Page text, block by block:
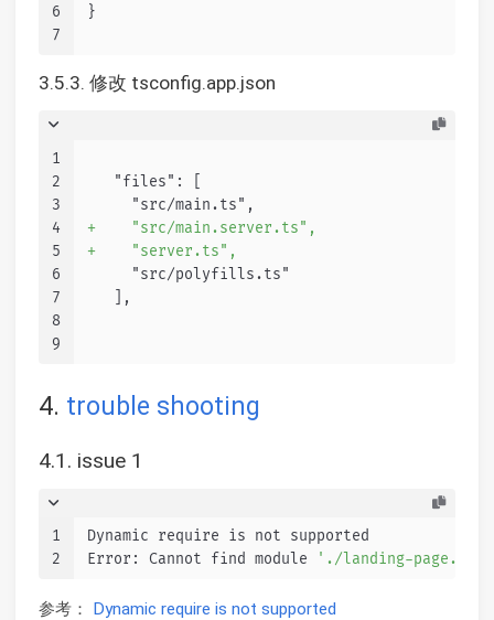
6
7
}
3.5.3. 修改 tsconfig.app.json
1
2
3
4
5
6
7
8
9
   "files": [
     "src/main.ts",
+    "src/main.server.ts",
+    "server.ts",
     "src/polyfills.ts"
   ],
4. trouble shooting
4.1. issue 1
1
2
Dynamic require is not supported
Error: Cannot find module
'./landing-
参考： Dynamic require is not supported